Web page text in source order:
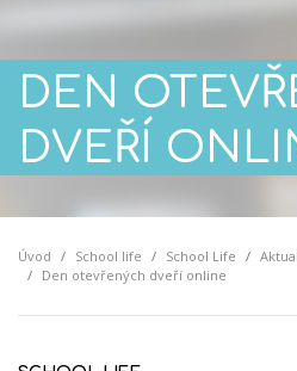
DEN
DVEŘÍ
Úvod School life School Life
Den otevřených dveří online